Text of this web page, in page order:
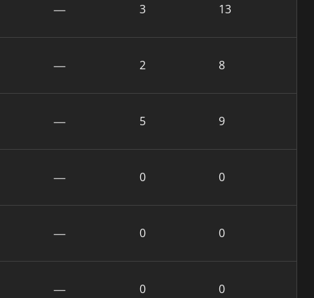
— 3 13
— 2 8
— 5 9
— 0 0
— 0 0
— 0 0